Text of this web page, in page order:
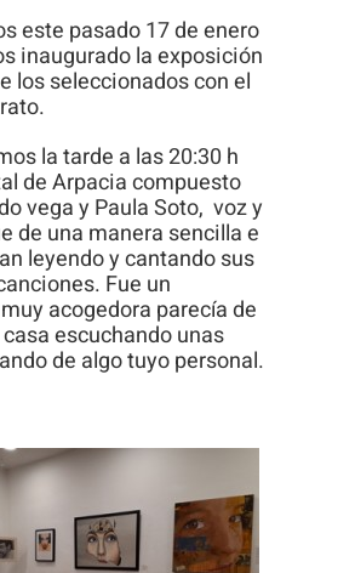
este pasado 17 de enero
inaugurado la exposición
los seleccionados con el
la tarde a las 20:30 h
de Arpacia compuesto
vega y Paula Soto, voz y
de una manera sencilla e
leyendo y cantando sus
Fue un
acogedora parecía de
escuchando unas
de algo tuyo personal.
funcione la
web.
Estadísticas
Para que
podamos
mejorar la
funcionalidad
y estructura
de la web, en
web.
Experiencia